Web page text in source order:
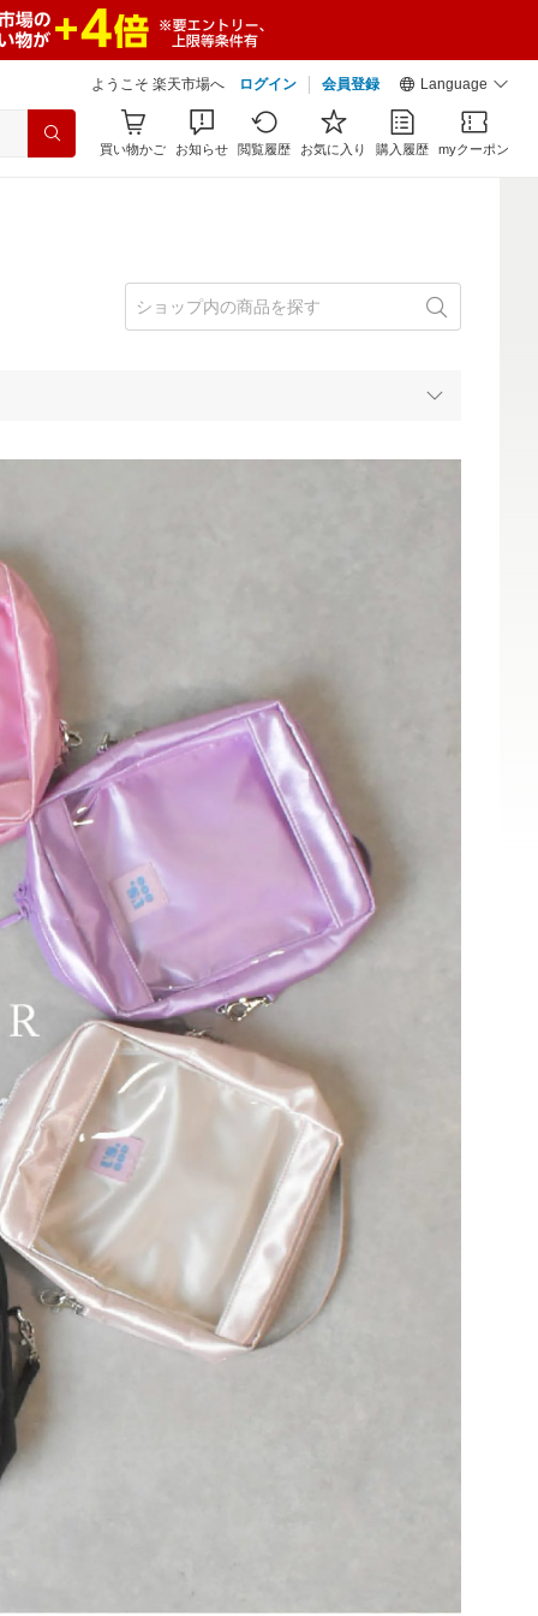
ようこそ 楽天市場へ ログイン 会員登録 Language
買い物かご お知らせ 閲覧履歴 お気に入り 購入履歴 myクーポン